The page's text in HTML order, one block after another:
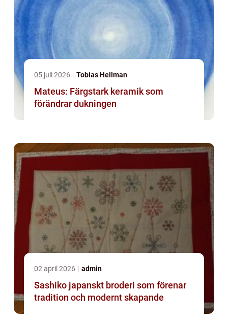
05 juli 2026 Tobias Hellman
Mateus: Färgstark keramik som
förändrar dukningen
02 april 2026 admin
Sashiko japanskt broderi som förenar
tradition och modernt skapande